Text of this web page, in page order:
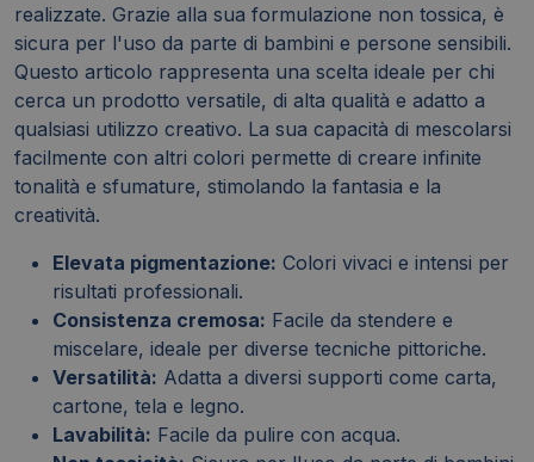
realizzate. Grazie alla sua formulazione non tossica, è
sicura per l'uso da parte di bambini e persone sensibili.
Questo articolo rappresenta una scelta ideale per chi
cerca un prodotto versatile, di alta qualità e adatto a
qualsiasi utilizzo creativo. La sua capacità di mescolarsi
facilmente con altri colori permette di creare infinite
tonalità e sfumature, stimolando la fantasia e la
creatività.
Elevata pigmentazione: Colori vivaci e intensi per
risultati professionali.
Consistenza cremosa: Facile da stendere e
miscelare, ideale per diverse tecniche pittoriche.
Versatilità: Adatta a diversi supporti come carta,
cartone, tela e legno.
Lavabilità: Facile da pulire con acqua.